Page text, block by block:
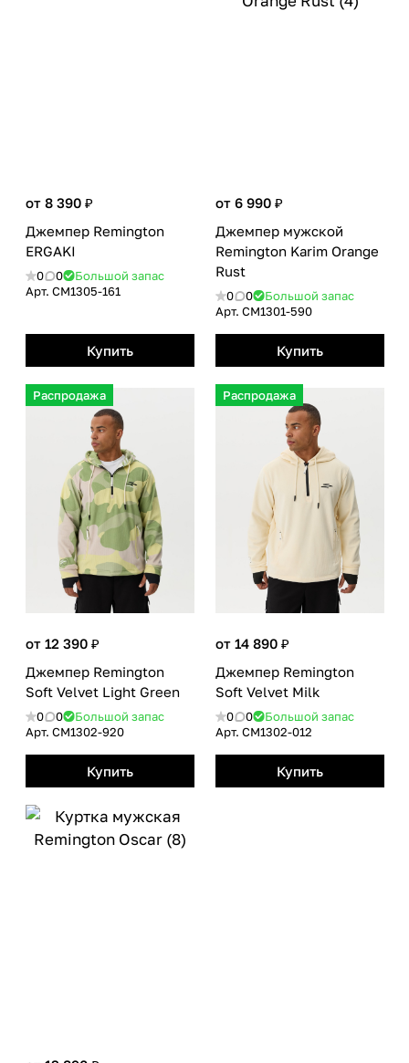
от 8 390 ₽
Джемпер Remington
ЕRGAKI
0 0
Большой запас
Арт. CM1305-161
Купить
от 6 990 ₽
Джемпер мужской
Remington Karim Orange
Rust
0 0
Большой запас
Арт. CM1301-590
Купить
Распродажа
от 12 390 ₽
Джемпер Remington
Soft Velvet Light Green
0 0
Большой запас
Арт. CM1302-920
Купить
Распродажа
от 14 890 ₽
Джемпер Remington
Soft Velvet Milk
0 0
Большой запас
Арт. CM1302-012
Купить